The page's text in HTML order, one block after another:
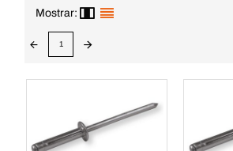
Mostrar:
1